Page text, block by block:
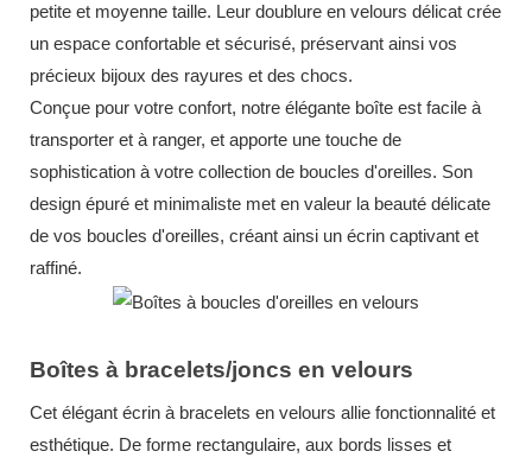
petite et moyenne taille. Leur doublure en velours délicat crée
un espace confortable et sécurisé, préservant ainsi vos
précieux bijoux des rayures et des chocs.
Conçue pour votre confort, notre élégante boîte est facile à
transporter et à ranger, et apporte une touche de
sophistication à votre collection de boucles d'oreilles. Son
design épuré et minimaliste met en valeur la beauté délicate
de vos boucles d'oreilles, créant ainsi un écrin captivant et
raffiné.
Boîtes à bracelets/joncs en velours
Cet élégant écrin à bracelets en velours allie fonctionnalité et
esthétique. De forme rectangulaire, aux bords lisses et